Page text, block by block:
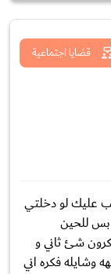
قضايا اجتماعية
عليك لو دخلتي
بس للحين
شئ ثاني و
وشايله فكره اني